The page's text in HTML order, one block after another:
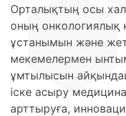
Орталықтың осы
оның онкологиялық
ұстанымын және
мекемелермен
ұмтылысын
іске асыру
арттыруға,